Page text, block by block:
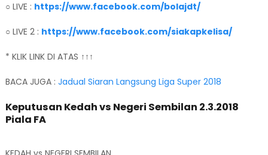
○ LIVE : https://www.facebook.com/bolajdt/
○ LIVE 2 : https://www.facebook.com/siakapkelisa/
* KLIK LINK DI ATAS ↑↑↑
BACA JUGA : Jadual Siaran Langsung Liga Super 2018
Keputusan Kedah vs Negeri Sembilan 2.3.2018
Piala FA